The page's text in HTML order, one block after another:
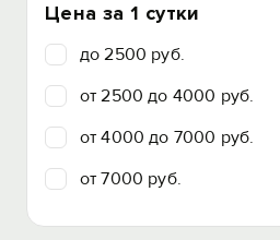
Цена за 1 сутки
до 2500 руб.
от 2500 до 4000 руб.
от 4000 до 7000 руб.
от 7000 руб.